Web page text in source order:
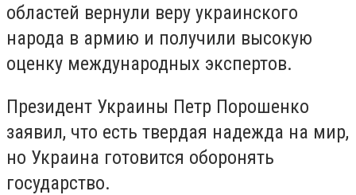
областей вернули веру украинского
народа в армию и получили высокую
оценку международных экспертов.
Президент Украины Петр Порошенко
заявил, что есть твердая надежда на мир,
но Украина готовится оборонять
государство.